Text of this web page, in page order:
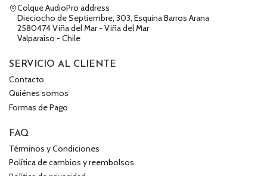
Colque AudioPro address
Dieciocho de Septiembre, 303, Esquina Barros Arana
2580474 Viña del Mar - Viña del Mar
Valparaíso - Chile
SERVICIO AL CLIENTE
Contacto
Quiénes somos
Formas de Pago
FAQ
Términos y Condiciones
Política de cambios y reembolsos